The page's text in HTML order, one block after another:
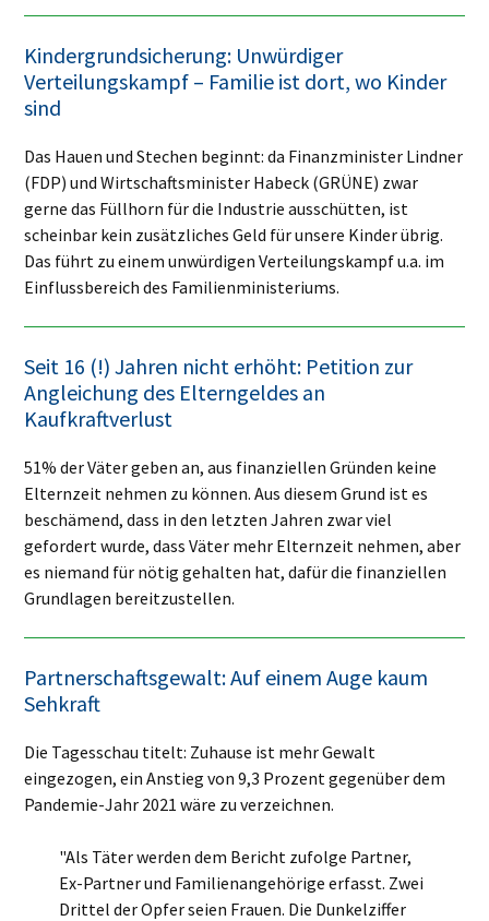
Kindergrundsicherung: Unwürdiger
Verteilungskampf – Familie ist dort, wo Kinder
sind
Das Hauen und Stechen beginnt: da Finanzminister Lindner
(FDP) und Wirtschaftsminister Habeck (GRÜNE) zwar
gerne das Füllhorn für die Industrie ausschütten, ist
scheinbar kein zusätzliches Geld für unsere Kinder übrig.
Das führt zu einem unwürdigen Verteilungskampf u.a. im
Einflussbereich des Familienministeriums.
Seit 16 (!) Jahren nicht erhöht: Petition zur
Angleichung des Elterngeldes an
Kaufkraftverlust
51% der Väter geben an, aus finanziellen Gründen keine
Elternzeit nehmen zu können. Aus diesem Grund ist es
beschämend, dass in den letzten Jahren zwar viel
gefordert wurde, dass Väter mehr Elternzeit nehmen, aber
es niemand für nötig gehalten hat, dafür die finanziellen
Grundlagen bereitzustellen.
Partnerschaftsgewalt: Auf einem Auge kaum
Sehkraft
Die Tagesschau titelt: Zuhause ist mehr Gewalt
eingezogen, ein Anstieg von 9,3 Prozent gegenüber dem
Pandemie-Jahr 2021 wäre zu verzeichnen.
"Als Täter werden dem Bericht zufolge Partner,
Ex-Partner und Familienangehörige erfasst. Zwei
Drittel der Opfer seien Frauen. Die Dunkelziffer